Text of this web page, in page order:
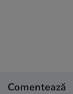
Comentează